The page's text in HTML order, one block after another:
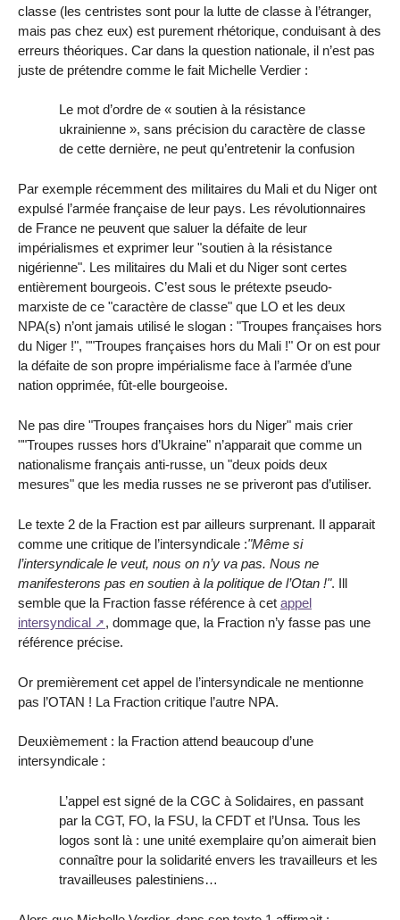
classe (les centristes sont pour la lutte de classe à l’étranger,
mais pas chez eux) est purement rhétorique, conduisant à des
erreurs théoriques. Car dans la question nationale, il n’est pas
juste de prétendre comme le fait Michelle Verdier :
Le mot d’ordre de « soutien à la résistance
ukrainienne », sans précision du caractère de classe
de cette dernière, ne peut qu’entretenir la confusion
Par exemple récemment des militaires du Mali et du Niger ont
expulsé l’armée française de leur pays. Les révolutionnaires
de France ne peuvent que saluer la défaite de leur
impérialismes et exprimer leur "soutien à la résistance
nigérienne". Les militaires du Mali et du Niger sont certes
entièrement bourgeois. C’est sous le prétexte pseudo-
marxiste de ce "caractère de classe" que LO et les deux
NPA(s) n’ont jamais utilisé le slogan : "Troupes françaises hors
du Niger !", ""Troupes françaises hors du Mali !" Or on est pour
la défaite de son propre impérialisme face à l’armée d’une
nation opprimée, fût-elle bourgeoise.
Ne pas dire "Troupes françaises hors du Niger" mais crier
""Troupes russes hors d’Ukraine" n’apparait que comme un
nationalisme français anti-russe, un "deux poids deux
mesures" que les media russes ne se priveront pas d’utiliser.
Le texte 2 de la Fraction est par ailleurs surprenant. Il apparait
comme une critique de l’intersyndicale :"Même si
l’intersyndicale le veut, nous on n’y va pas. Nous ne
manifesterons pas en soutien à la politique de l’Otan !". Ill
semble que la Fraction fasse référence à cet appel
intersyndical
, dommage que, la Fraction n’y fasse pas une
référence précise.
Or premièrement cet appel de l’intersyndicale ne mentionne
pas l’OTAN ! La Fraction critique l’autre NPA.
Deuxièmement : la Fraction attend beaucoup d’une
intersyndicale :
L’appel est signé de la CGC à Solidaires, en passant
par la CGT, FO, la FSU, la CFDT et l’Unsa. Tous les
logos sont là : une unité exemplaire qu’on aimerait bien
connaître pour la solidarité envers les travailleurs et les
travailleuses palestiniens…